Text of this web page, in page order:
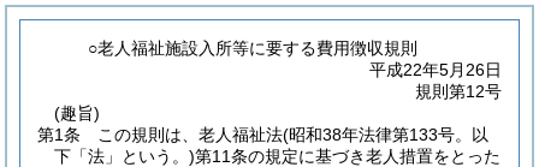
○老人福祉施設入所等に要する費用徴収規則
平成22年5月26日
規則第12号
(趣旨)
第1条
この規則は、老人福祉法(昭和38年法律第133号。以
下「法」という。)第11条の規定に基づき老人措置をとった